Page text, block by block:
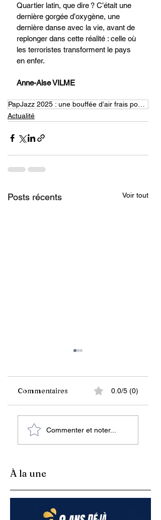
Quartier latin, que dire ? C’était une
dernière gorgée d’oxygène, une
dernière danse avec la vie, avant de
replonger dans cette réalité : celle où
les terroristes transforment le pays
en enfer.
Anne-Aise VILME
Actualité
Posts récents Voir tout
ont osé se rendre
sur l’île de la
Commentaires 0.0/5 (0)
Commenter et noter...
À la une